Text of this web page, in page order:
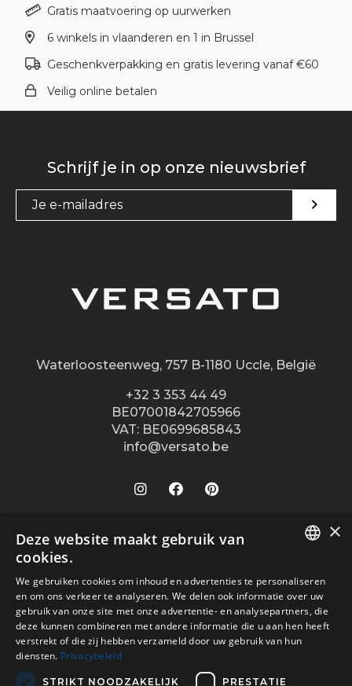
Gratis maatvoering op uurwerken
6 winkels in vlaanderen en 1 in Brussel
Geschenkverpakking en gratis levering vanaf €60
Veilig online betalen
Schrijf je in op onze nieuwsbrief
Waterloosteenweg, 757 B-1180 Uccle, België
+32 3 353 44 49
BE07001842705966
VAT: BE0699685843
info@versato.be
Onze winkels
Brugge
Hasselt
Leuven
Oostende
Turnhout
Wijnegem Shopping Center
Versato info
Service
Over ons
Contact
Verkooppunten
Site Info
Algemene voorwaarden
Disclaimer
Privacy Policy
Veilig betalen met
FR
×
Deze website maakt gebruik van
cookies.
We gebruiken cookies om inhoud en advertenties te personaliseren
en om ons verkeer te analyseren. We delen ook informatie over uw
gebruik van onze site met onze advertentie- en analysepartners, die
deze kunnen combineren met andere informatie die u aan hen heeft
verstrekt of die zij hebben verzameld door uw gebruik van hun
diensten. Privacybeleid
STRIKT NOODZAKELIJK PRESTATIE